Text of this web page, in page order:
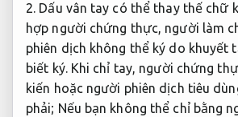
2. Dấu vân tay có thể thay thế chữ
hợp người chứng thực, người làm
phiên dịch không thể ký do khuyết
biết ký. Khi chỉ tay, người chứng
kiến ​​hoặc người phiên dịch tiêu
phải; Nếu bạn không thể chỉ bằng